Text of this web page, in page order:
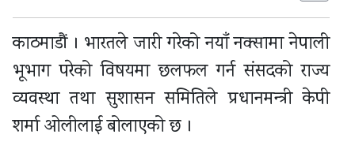
काठमाडौं । भारतले जारी गरेको नयाँ नक्सामा नेपाली
भूभाग परेको विषयमा छलफल गर्न संसदको राज्य
व्यवस्था तथा सुशासन समितिले प्रधानमन्त्री केपी
शर्मा ओलीलाई बोलाएको छ ।